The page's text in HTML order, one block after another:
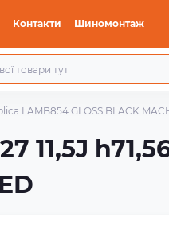
Контакти Шиномонтаж
LAMB854 GLOSS BLACK
11,5J